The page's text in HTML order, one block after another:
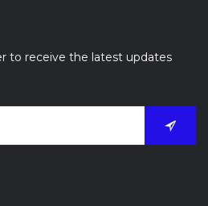
to receive the latest updates